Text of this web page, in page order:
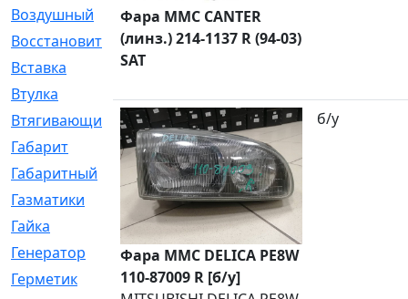
Воздушный
[1]
Восстановительный
[1]
Вставка
Втулка
[1875]
Втягивающий
[22]
Габарит
[286]
Габаритный
[6]
Газматики
[117]
Гайка
[104]
Генератор
[148]
Герметик
[15]
Фара MMC CANTER
(линз.) 214-1137 R (94-03)
SAT
Фара MMC DELICA PE8W
110-87009 R [б/у]
б/у